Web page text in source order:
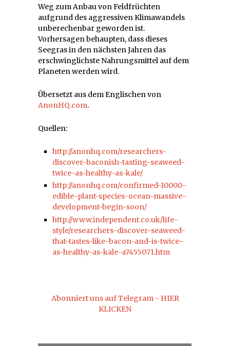
Weg zum Anbau von Feldfrüchten
aufgrund des aggressiven Klimawandels
unberechenbar geworden ist.
Vorhersagen behaupten, dass dieses
Seegras in den nächsten Jahren das
erschwinglichste Nahrungsmittel auf dem
Planeten werden wird.
Übersetzt aus dem Englischen von
AnonHQ.com.
Quellen:
http://anonhq.com/researchers-
discover-baconish-tasting-seaweed-
twice-as-healthy-as-kale/
http://anonhq.com/confirmed-10000-
edible-plant-species-ocean-massive-
development-begin-soon/
http://www.independent.co.uk/life-
style/researchers-discover-seaweed-
that-tastes-like-bacon-and-is-twice-
as-healthy-as-kale-a7455071.htm
Abonniert uns auf Telegram - HIER
KLICKEN